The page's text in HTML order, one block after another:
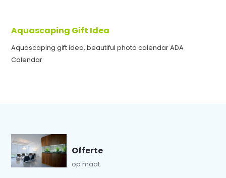
Aquascaping Gift Idea
Aquascaping gift idea, beautiful photo calendar ADA
Calendar
Offerte
op maat